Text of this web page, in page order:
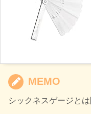
MEMO
シックネスゲージと